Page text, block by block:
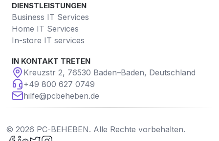
DIENSTLEISTUNGEN
Business IT Services
Home IT Services
In-store IT services
IN KONTAKT TRETEN
Kreuzstr 2, 76530 Baden–Baden, Deutschland
+49 800 627 0749
hilfe@pcbeheben.de
© 2026 PC-BEHEBEN. Alle Rechte vorbehalten.